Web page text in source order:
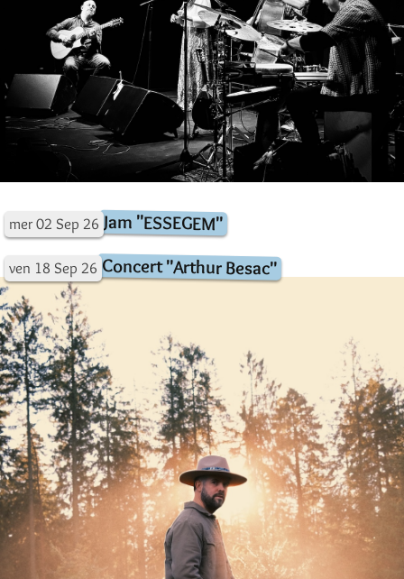
mer 02 Sep 26 Jam "ESSEGEM"
ven 18 Sep 26 Concert "Arthur Besac"